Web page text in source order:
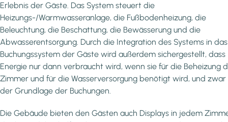
Erlebnis der Gäste. Das System steuert die
Heizungs-/Warmwasseranlage, die Fußbodenheizung, die
Beleuchtung, die Beschattung, die Bewässerung und die
Abwasserentsorgung. Durch die Integration des Systems in das
Buchungssystem der Gäste wird außerdem sichergestellt, dass
Energie nur dann verbraucht wird, wenn sie für die Beheizung
Zimmer und für die Wasserversorgung benötigt wird, und zwar
der Grundlage der Buchungen.
Die Gebäude bieten den Gästen auch Displays in jedem